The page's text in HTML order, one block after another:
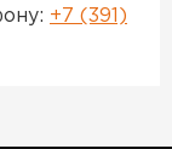
+7 (391)